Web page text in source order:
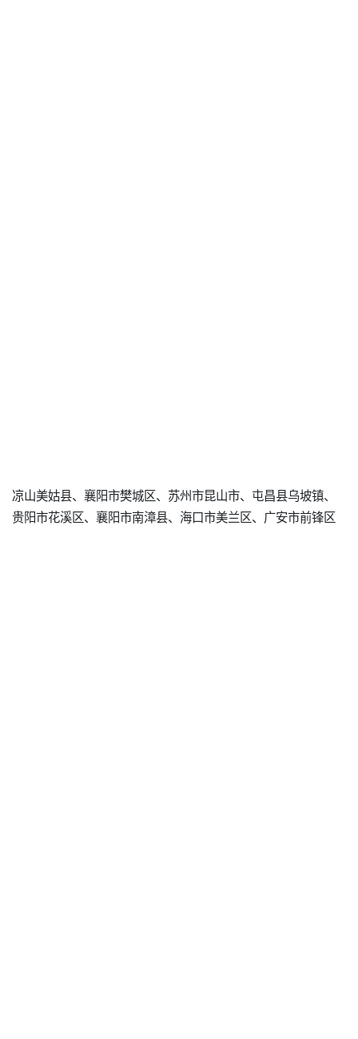
凉山美姑县、襄阳市樊城区、苏州市昆山市、屯昌县乌坡镇、
贵阳市花溪区、襄阳市南漳县、海口市美兰区、广安市前锋区